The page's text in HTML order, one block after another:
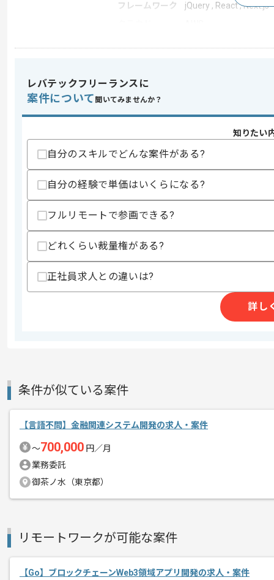
フレームワーク
jQuery , React , Next.js
業界
業務内容
特徴
参画実績あり , 長期プ
スキル
・プロジェクトを主体的にリードした経
・自社サービスや自社プロダクトの開発
・Webアプリケーションの開発経験(5年
・10万行以上、100テーブル以上など
・ライブラリやフレームワークの内部
・CI改善、デプロイフロー改善などDX
・フレームワーク、ライブラリ、アー
・自分以外の人が使うライブラリやパ
精算・お支払い
その他募集要項
募集人数
レバテックフリーランスに
案件について 聞いてみませんか？
知りたい
自分のスキルでどんな案件がある?
自分の経験で単価はいくらになる?
フルリモートで参画できる?
どれくらい裁量権がある?
正社員求人との違いは?
詳し
条件が似ている案件
【言語不問】金融関連システム開発の求人・案件
〜700,000 円／月
業務委託
御茶ノ水（東京都）
リモートワークが可能な案件
【Go】ブロックチェーンWeb3領域アプリ開発の求人・案件